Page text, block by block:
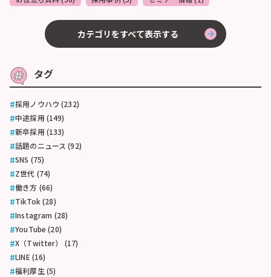
カテゴリをすべて表示する
タグ
採用ノウハウ (232)
中途採用 (149)
新卒採用 (133)
話題のニュース (92)
SNS (75)
Z世代 (74)
働き方 (66)
TikTok (28)
Instagram (28)
YouTube (20)
X（Twitter） (17)
LINE (16)
福利厚生 (5)